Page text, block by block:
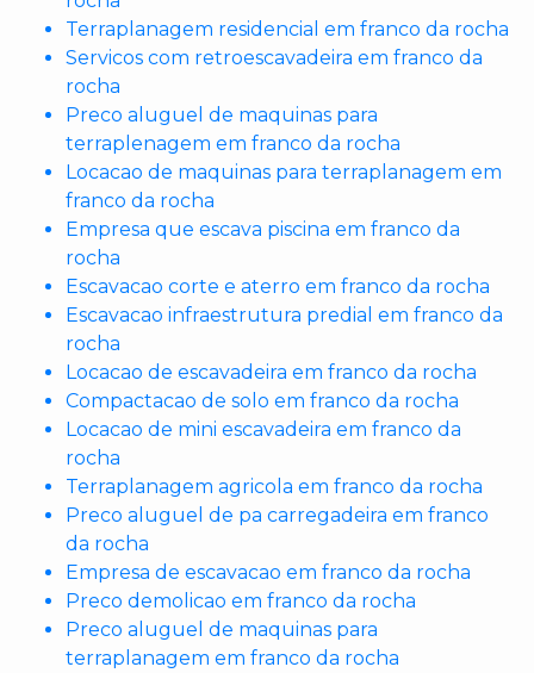
Terraplanagem residencial em franco da rocha
Servicos com retroescavadeira em franco da
rocha
Preco aluguel de maquinas para
terraplenagem em franco da rocha
Locacao de maquinas para terraplanagem em
franco da rocha
Empresa que escava piscina em franco da
rocha
Escavacao corte e aterro em franco da rocha
Escavacao infraestrutura predial em franco da
rocha
Locacao de escavadeira em franco da rocha
Compactacao de solo em franco da rocha
Locacao de mini escavadeira em franco da
rocha
Terraplanagem agricola em franco da rocha
Preco aluguel de pa carregadeira em franco
da rocha
Empresa de escavacao em franco da rocha
Preco demolicao em franco da rocha
Preco aluguel de maquinas para
terraplanagem em franco da rocha